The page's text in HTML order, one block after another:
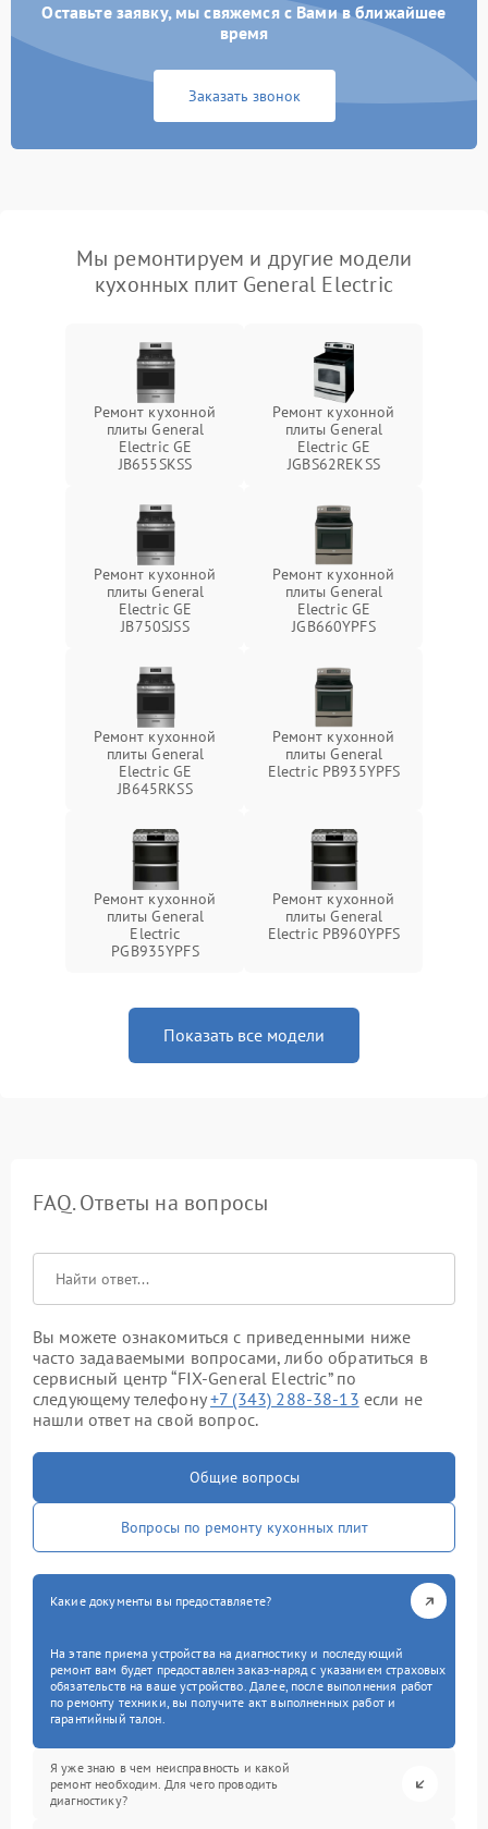
Оставьте заявку, мы свяжемся с Вами в ближайшее
время
Заказать звонок
Мы ремонтируем и другие модели
кухонных плит General Electric
Ремонт кухонной
плиты General
Electric GE
JB655SKSS
Ремонт кухонной
плиты General
Electric GE
JGBS62REKSS
Ремонт кухонной
плиты General
Electric GE
JB750SJSS
Ремонт кухонной
плиты General
Electric GE
JGB660YPFS
Ремонт кухонной
плиты General
Electric GE
JB645RKSS
Ремонт кухонной
плиты General
Electric PB935YPFS
Ремонт кухонной
плиты General
Electric
PGB935YPFS
Ремонт кухонной
плиты General
Electric PB960YPFS
Показать все модели
FAQ. Ответы на вопросы
Вы можете ознакомиться с приведенными ниже
часто задаваемыми вопросами, либо обратиться в
сервисный центр “FIX-General Electric” по
следующему телефону+7 (343) 288-38-13 если не
нашли ответ на свой вопрос.
Общие вопросы
Вопросы по ремонту кухонных плит
Какие документы вы предоставляете?
На этапе приема устройства на диагностику и последующий
ремонт вам будет предоставлен заказ-наряд с указанием страховых
обязательств на ваше устройство. Далее, после выполнения работ
по ремонту техники, вы получите акт выполненных работ и
гарантийный талон.
Я уже знаю в чем неисправность и какой
ремонт необходим. Для чего проводить
диагностику?